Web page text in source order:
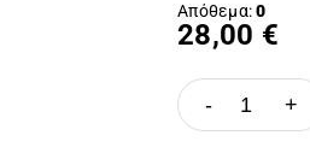
Απόθεμα:0
28,00 €
- +